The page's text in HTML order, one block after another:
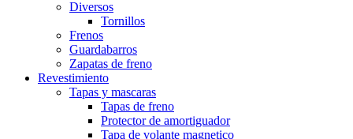
Diversos
Tornillos
Frenos
Guardabarros
Zapatas de freno
Revestimiento
Tapas y mascaras
Tapas de freno
Protector de amortiguador
Tapa de volante magnetico